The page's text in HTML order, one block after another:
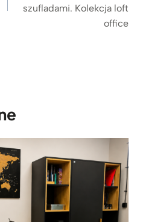
szufladami. Kolekcja loft
office